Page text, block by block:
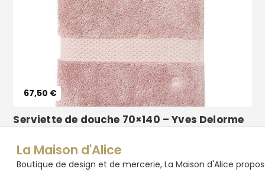
Senteurs
Thé
Vaisselle
Vêtements
67,50 €
Voir le produit
Serviette de douche 70×140 – Yves Delorme
La Maison d'Alice
Boutique de design et de mercerie, La Maison d'Alice